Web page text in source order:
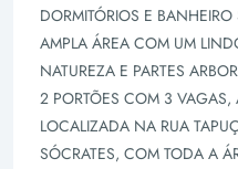
DORMITÓRIOS E
AMPLA ÁREA COM UM
NATUREZA E PARTES
2 PORTÕES COM 3 VAGAS,
LOCALIZADA NA RUA
SÓCRATES, COM TODA A